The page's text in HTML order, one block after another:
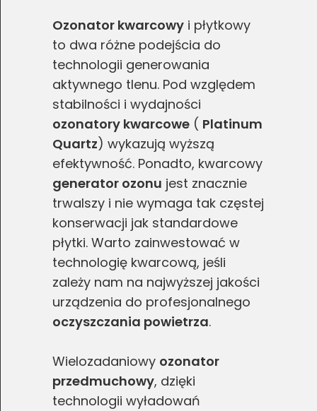
Ozonator kwarcowy i płytkowy
to dwa różne podejścia do
technologii generowania
aktywnego tlenu. Pod względem
stabilności i wydajności
ozonatory kwarcowe ( Platinum
Quartz) wykazują wyższą
efektywność. Ponadto, kwarcowy
generator ozonu jest znacznie
trwalszy i nie wymaga tak częstej
konserwacji jak standardowe
płytki. Warto zainwestować w
technologię kwarcową, jeśli
zależy nam na najwyższej jakości
urządzenia do profesjonalnego
oczyszczania powietrza.
Wielozadaniowy ozonator
przedmuchowy, dzięki
technologii wyładowań